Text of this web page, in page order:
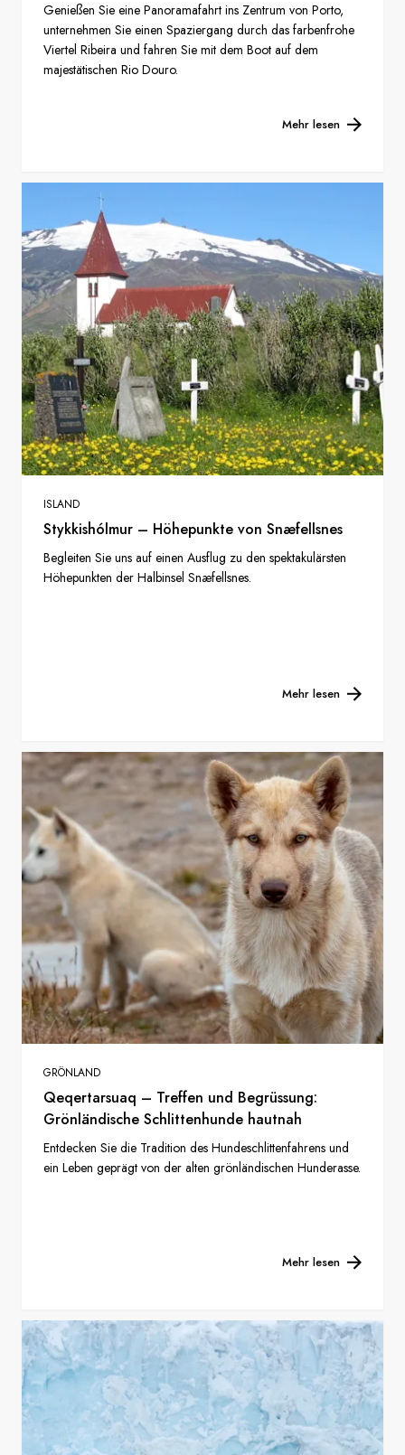
Genießen Sie eine Panoramafahrt ins Zentrum von Porto,
unternehmen Sie einen Spaziergang durch das farbenfrohe
Viertel Ribeira und fahren Sie mit dem Boot auf dem
majestätischen Rio Douro.
Mehr lesen
ISLAND
Stykkishólmur – Höhepunkte von Snæfellsnes
Begleiten Sie uns auf einen Ausflug zu den spektakulärsten
Höhepunkten der Halbinsel Snæfellsnes.
Mehr lesen
GRÖNLAND
Qeqertarsuaq – Treffen und Begrüssung:
Grönländische Schlittenhunde hautnah
Entdecken Sie die Tradition des Hundeschlittenfahrens und
ein Leben geprägt von der alten grönländischen Hunderasse.
Mehr lesen